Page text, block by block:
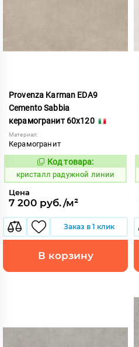
Provenza Karman EDA9
Cemento Sabbia
керамогранит 60x120
Материал:
Керамогранит
822044
Код товара:
кристалл радужной линии
Цена
7 200 руб./м²
Заказ в 1 клик
В корзину